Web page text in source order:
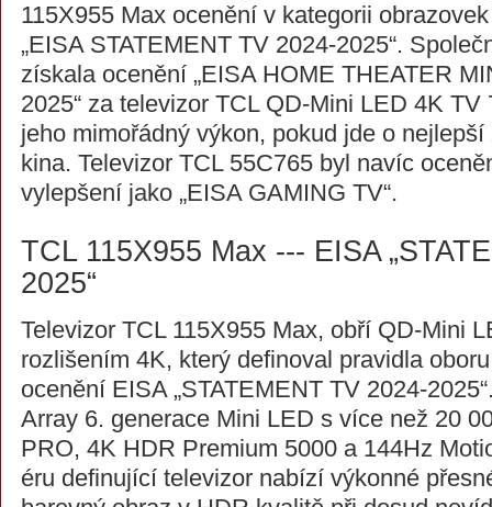
115X955 Max ocenění v kategorii
„EISA STATEMENT TV 2024-2025“.
získala ocenění „EISA HOME THEATER
2025“ za televizor TCL QD-Mini LED 4K
jeho mimořádný výkon, pokud jde o
kina. Televizor TCL 55C765 byl navíc
vylepšení jako „EISA GAMING TV“.
TCL 115X955 Max --- EISA
2025“
Televizor TCL 115X955 Max, obří QD-Mini
rozlišením 4K, který definoval pravidla
ocenění EISA „STATEMENT TV 2024-
Array 6. generace Mini LED s více než 20
PRO, 4K HDR Premium 5000 a 144Hz
éru definující televizor nabízí výkonné